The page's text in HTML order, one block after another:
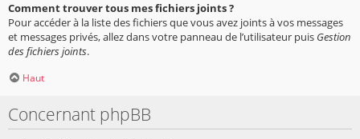
Comment trouver tous mes fichiers joints ?
Pour accéder à la liste des fichiers que vous avez joints à vos messages
et messages privés, allez dans votre panneau de l’utilisateur puis Gestion
des fichiers joints.
Haut
Concernant phpBB